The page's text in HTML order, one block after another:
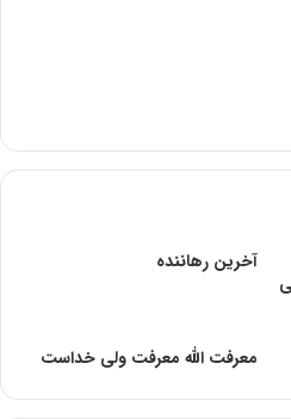
آخرین رهاننده
معرفت الله معرفت ولی خداست